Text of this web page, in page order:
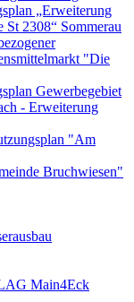
„Erweiterung
St 2308“ Sommerau
"Die
Gewerbegebiet
- Erweiterung
"Am
Bruchwiesen"
Main4Eck